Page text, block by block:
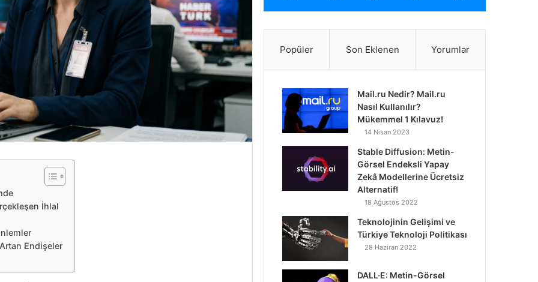
İhlal
Endişeler
Popüler Son Eklenen Yorumlar
Mail.ru Nedir? Mail.ru
Nasıl Kullanılır?
Mükemmel 1 Kılavuz!
14 Nisan 2023
Stable Diffusion: Metin-
Görsel Endeksli Yapay
Zekâ Modellerine Ücretsiz
Alternatif!
18 Ağustos 2022
Teknolojinin Gelişimi ve
Türkiye Teknoloji Politikası
28 Haziran 2022
DALL·E: Metin-Görsel